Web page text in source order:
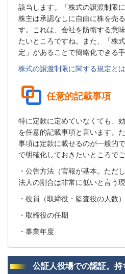
該当します。「株式の譲渡制限
株主は承認なしに自由に株を売
す。これは、会社を防衛する意
たいところですね。また、「株
定」があることで簡略化できる
株式の譲渡制限に関する規定と
任意的記載事項
特に定款に定めていなくても、
を任意的記載事項と言います。
事項は定款に載せるのが一般的
で明確化しておきたいところでご
・公告方法（官報が基本。ただ
法人の割合は非常に低いと言う
・役員（取締役・監査役の人数）
・取締役の任期
・事業年度
公証人役場での認証。持